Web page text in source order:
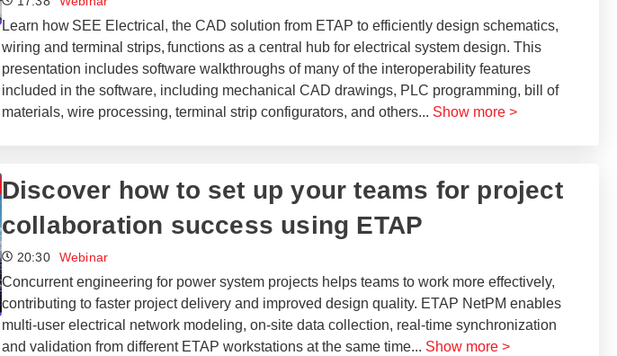
Learn how SEE Electrical, the CAD solution from ETAP to efficiently design schematics,
wiring and terminal strips, functions as a central hub for electrical system design. This
presentation includes software walkthroughs of many of the interoperability features
included in the software, including mechanical CAD drawings, PLC programming, bill of
materials, wire processing, terminal strip configurators, and others... Show more >
Discover how to set up your teams for project
collaboration success using ETAP
20:30 Webinar
Concurrent engineering for power system projects helps teams to work more effectively,
contributing to faster project delivery and improved design quality. ETAP NetPM enables
multi-user electrical network modeling, on-site data collection, real-time synchronization
and validation from different ETAP workstations at the same time... Show more >